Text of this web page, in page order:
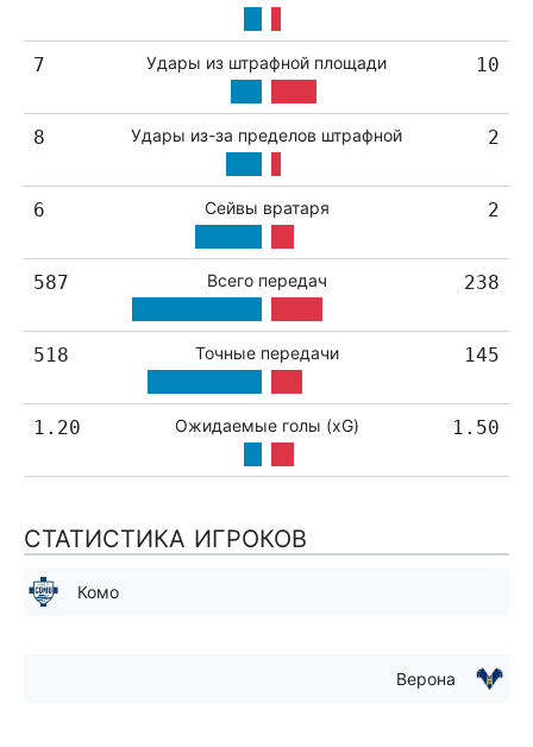
7 Удары из штрафной площади 10
8 Удары из-за пределов штрафной 2
6 Сейвы вратаря 2
587 Всего передач 238
518 Точные передачи 145
1.20 Ожидаемые голы (xG) 1.50
СТАТИСТИКА ИГРОКОВ
Комо
Верона